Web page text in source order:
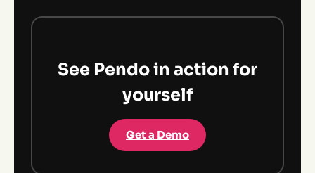
See Pendo in action for
yourself
Get a Demo